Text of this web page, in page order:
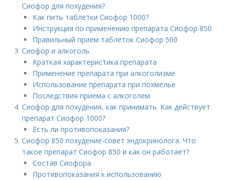
Сиофор для похудения?
Как пить таблетки Сиофор 1000?
Инструкция по применению препарата Сиофор 850
Правильный прием таблеток Сиофор 500
Сиофор и алкоголь
Краткая характеристика препарата
Применение препарата при алкоголизме
Использование препарата при похмелье
Последствия приема с алкоголем
Сиофор для похудения, как принимать. Как действует
препарат Сиофор 1000?
Есть ли противопоказания?
Сиофор 850 похудение-совет эндокринолога. Что
такое препарат Сиофор 850 и как он работает?
Состав Сиофора
Противопоказания к использованию